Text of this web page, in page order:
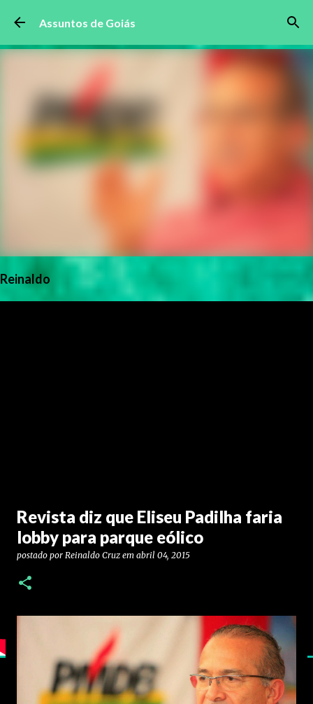
Pular para o conteúdo principal
Assuntos de Goiás
Reinaldo
Revista diz que Eliseu Padilha faria
lobby para parque eólico
postado por Reinaldo Cruz em abril 04, 2015